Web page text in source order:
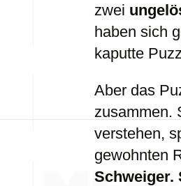
zwei
haben sich
kaputte
Aber das
zusammen.
verstehen,
gewohnten
Schweiger.